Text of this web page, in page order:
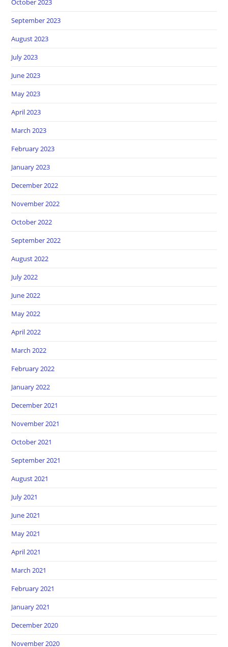
October 2023
September 2023
August 2023
July 2023
June 2023
May 2023
April 2023
March 2023
February 2023
January 2023
December 2022
November 2022
October 2022
September 2022
August 2022
July 2022
June 2022
May 2022
April 2022
March 2022
February 2022
January 2022
December 2021
November 2021
October 2021
September 2021
August 2021
July 2021
June 2021
May 2021
April 2021
March 2021
February 2021
January 2021
December 2020
November 2020